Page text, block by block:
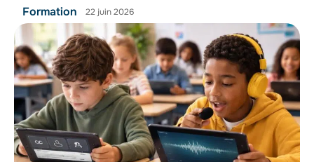
Formation 22 juin 2026